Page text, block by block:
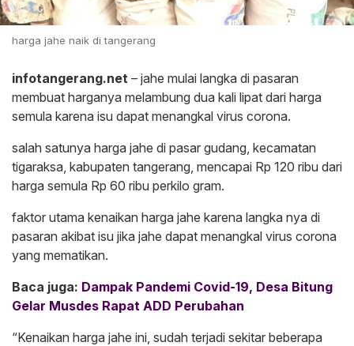
harga jahe naik di tangerang
infotangerang.net – jahe mulai langka di pasaran
membuat harganya melambung dua kali lipat dari harga
semula karena isu dapat menangkal virus corona.
salah satunya harga jahe di pasar gudang, kecamatan
tigaraksa, kabupaten tangerang, mencapai Rp 120 ribu dari
harga semula Rp 60 ribu perkilo gram.
faktor utama kenaikan harga jahe karena langka nya di
pasaran akibat isu jika jahe dapat menangkal virus corona
yang mematikan.
Baca juga: Dampak Pandemi Covid-19, Desa Bitung
Gelar Musdes Rapat ADD Perubahan
“Kenaikan harga jahe ini, sudah terjadi sekitar beberapa